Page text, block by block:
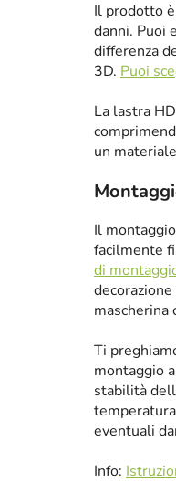
Il prodotto
danni. Puoi
differenza
3D. Puoi
La lastra
un
Il
facilmente
di
Ti
montaggio
stabilità
eventuali
Info: